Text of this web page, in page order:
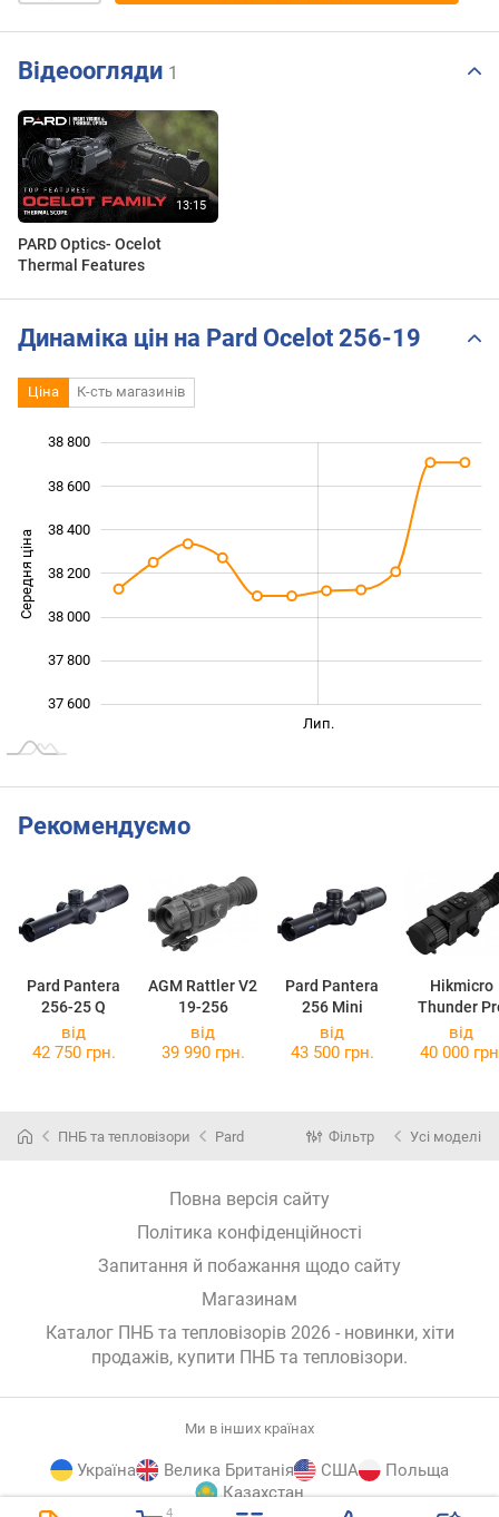
4
Відеоогляди 1
PARD Optics- Ocelot
Thermal Features
Динаміка цін на Pard Ocelot 256-19
Ціна К-сть магазинів
Середня ціна 37 600
37 600
37 800
38 000
38 200
38 400
38 600
38 800
Лип.
Рекомендуємо
Pard Pantera
256-25 Q
AGM Rattler V2
19-256
Pard Pantera
256 Mini
Hikmicro
Thunder
TE25
від
42 750 грн.
від
39 990 грн.
від
43 500 грн.
від
40 000
ПНБ та тепловізори Pard Фільтр Усі моделі
Повна версія сайту
Політика конфіденційності
Запитання й побажання щодо сайту
Магазинам
Каталог ПНБ та тепловізорів 2026 - новинки, хіти
продажів, купити ПНБ та тепловізори.
Ми в інших країнах
Україна Велика Британія США
Польща
Казахстан